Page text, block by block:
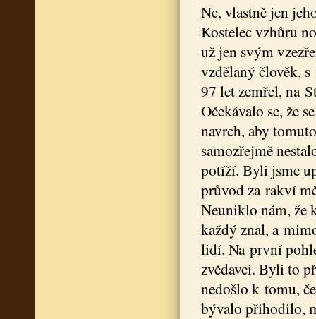
Ne, vlastně jen
Kostelec vzhůru
už jen svým
vzdělaný člověk,
97 let zemřel, na
Očekávalo se, že
navrch, aby
samozřejmě
potíží. Byli jsme
průvod za rakví
Neuniklo nám, že
každý znal, a
lidí. Na první
zvědavci. Byli to
nedošlo k tomu,
bývalo přihodilo,